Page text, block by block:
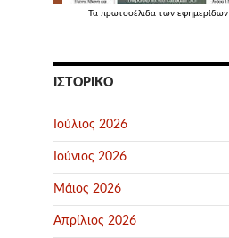
Τα πρωτοσέλιδα των εφημερίδων
ΙΣΤΟΡΙΚΌ
Ιούλιος 2026
Ιούνιος 2026
Μάιος 2026
Απρίλιος 2026